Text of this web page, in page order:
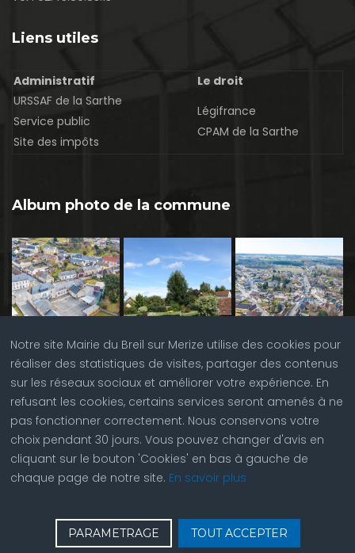
Notre site Mairie du Breil sur Merize utilise des cookies pour
réaliser des statistiques de visites, partager des contenus
sur les réseaux sociaux et améliorer votre expérience. En
refusant les cookies, certains services seront amenés à ne
pas fonctionner correctement. Nous conservons votre
choix pendant 30 jours. Vous pouvez changer d'avis en
cliquant sur le bouton 'Cookies' en bas à gauche de
chaque page de notre site. En savoir plus
PARAMETRAGE TOUT ACCEPTER
Liens utiles
Administratif
Le droit
URSSAF de la Sarthe
Service public
Site des impôts
Légifrance
CPAM de la Sarthe
Album photo de la commune
Contactez nous | © Copyright 2023 |Plan du site|